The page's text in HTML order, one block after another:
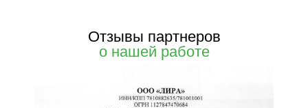
Отзывы партнеров
о нашей работе